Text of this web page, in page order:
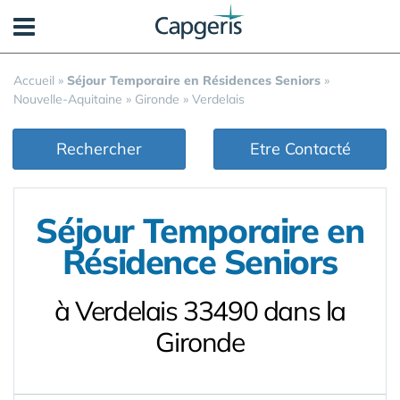
Accueil » Séjour Temporaire en Résidences Seniors »
Nouvelle-Aquitaine » Gironde » Verdelais
Rechercher Etre Contacté
Séjour Temporaire en
Résidence Seniors
à Verdelais 33490 dans la
Gironde